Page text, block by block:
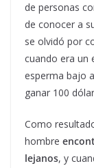
de personas
de conocer a
se olvidó por
cuando era un
esperma bajo
ganar 100
Como
hombre
lejanos, y